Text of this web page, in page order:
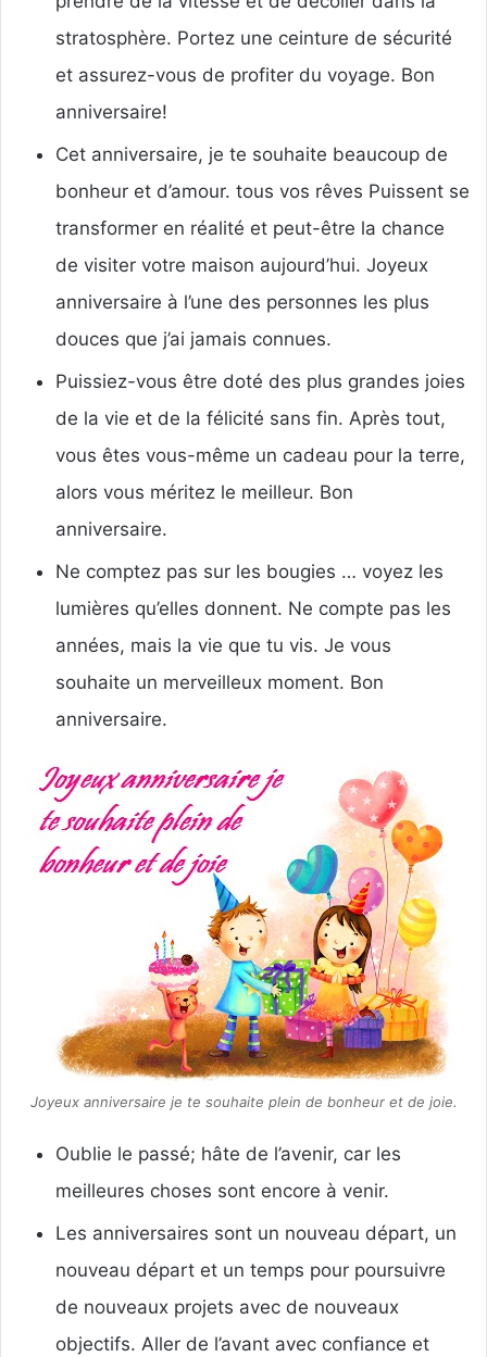
stratosphère. Portez une ceinture de sécurité
et assurez-vous de profiter du voyage. Bon
anniversaire!
Cet anniversaire, je te souhaite beaucoup de
bonheur et d’amour. tous vos rêves Puissent se
transformer en réalité et peut-être la chance
de visiter votre maison aujourd’hui. Joyeux
anniversaire à l’une des personnes les plus
douces que j’ai jamais connues.
Puissiez-vous être doté des plus grandes joies
de la vie et de la félicité sans fin. Après tout,
vous êtes vous-même un cadeau pour la terre,
alors vous méritez le meilleur. Bon
anniversaire.
Ne comptez pas sur les bougies … voyez les
lumières qu’elles donnent. Ne compte pas les
années, mais la vie que tu vis. Je vous
souhaite un merveilleux moment. Bon
anniversaire.
Joyeux anniversaire je te souhaite plein de bonheur et de joie.
Oublie le passé; hâte de l’avenir, car les
meilleures choses sont encore à venir.
Les anniversaires sont un nouveau départ, un
nouveau départ et un temps pour poursuivre
de nouveaux projets avec de nouveaux
objectifs. Aller de l’avant avec confiance et